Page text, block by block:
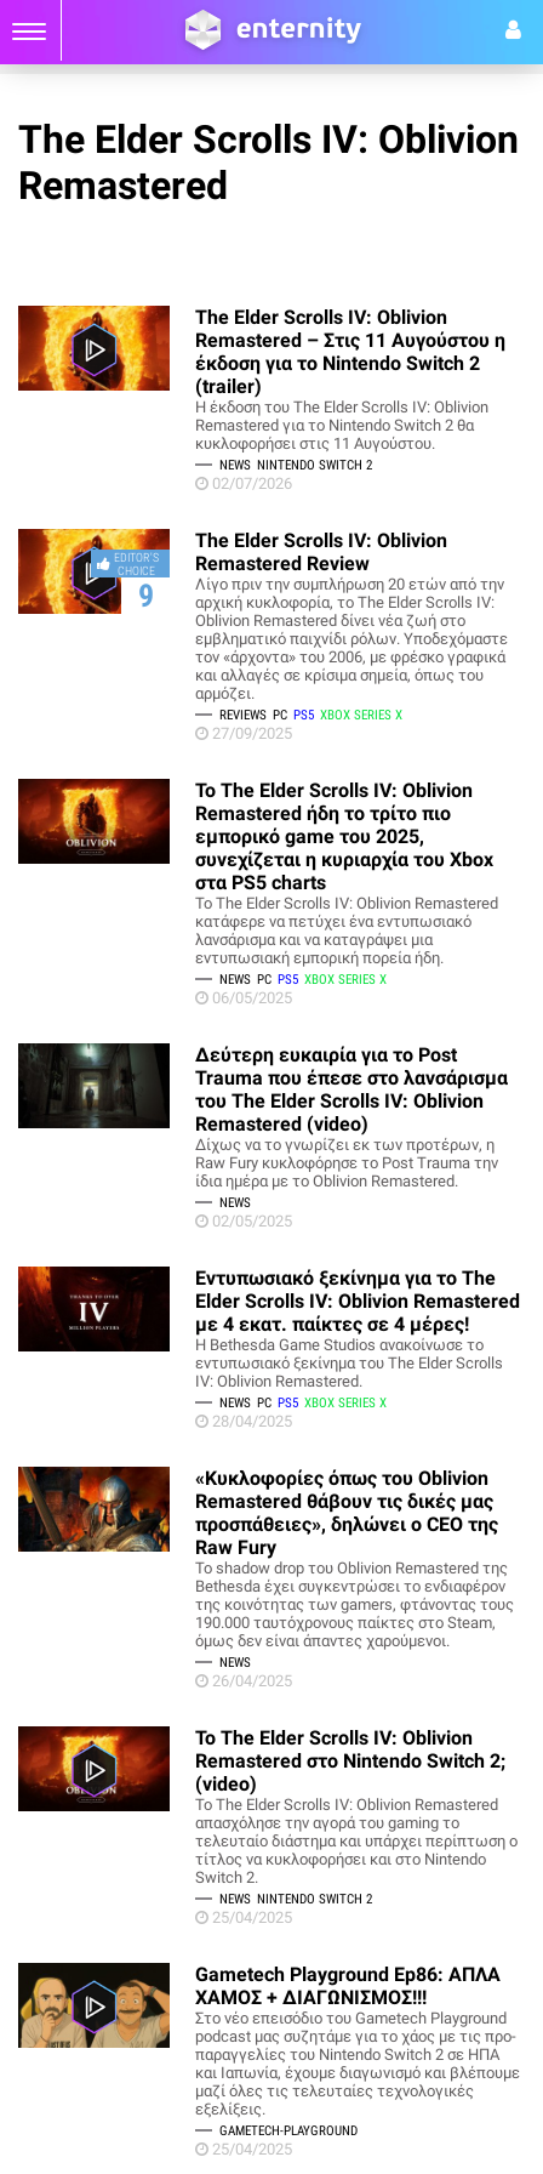
The Elder Scrolls IV: Oblivion
Remastered
The Elder Scrolls IV: Oblivion
Remastered – Στις 11 Αυγούστου η
έκδοση για το Nintendo Switch 2
(trailer)
Η έκδοση του The Elder Scrolls IV: Oblivion
Remastered για το Nintendo Switch 2 θα
κυκλοφορήσει στις 11 Αυγούστου.
NEWS NINTENDO SWITCH 2
02/07/2026
EDITOR'S
CHOICE
9
The Elder Scrolls IV: Oblivion
Remastered Review
Λίγο πριν την συμπλήρωση 20 ετών από την
αρχική κυκλοφορία, το The Elder Scrolls IV:
Oblivion Remastered δίνει νέα ζωή στο
εμβληματικό παιχνίδι ρόλων. Υποδεχόμαστε
τον «άρχοντα» του 2006, με φρέσκο γραφικά
και αλλαγές σε κρίσιμα σημεία, όπως του
αρμόζει.
REVIEWS PC PS5 XBOX SERIES X
27/09/2025
Το The Elder Scrolls IV: Oblivion
Remastered ήδη το τρίτο πιο
εμπορικό game του 2025,
συνεχίζεται η κυριαρχία του Xbox
στα PS5 charts
Το The Elder Scrolls IV: Oblivion Remastered
κατάφερε να πετύχει ένα εντυπωσιακό
λανσάρισμα και να καταγράψει μια
εντυπωσιακή εμπορική πορεία ήδη.
NEWS PC PS5 XBOX SERIES X
06/05/2025
Δεύτερη ευκαιρία για το Post
Trauma που έπεσε στο λανσάρισμα
του The Elder Scrolls IV: Oblivion
Remastered (video)
Δίχως να το γνωρίζει εκ των προτέρων, η
Raw Fury κυκλοφόρησε το Post Trauma την
ίδια ημέρα με το Oblivion Remastered.
NEWS
02/05/2025
Εντυπωσιακό ξεκίνημα για το The
Elder Scrolls IV: Oblivion Remastered
με 4 εκατ. παίκτες σε 4 μέρες!
Η Bethesda Game Studios ανακοίνωσε το
εντυπωσιακό ξεκίνημα του The Elder Scrolls
IV: Oblivion Remastered.
NEWS PC PS5 XBOX SERIES X
28/04/2025
«Κυκλοφορίες όπως του Oblivion
Remastered θάβουν τις δικές μας
προσπάθειες», δηλώνει ο CEO της
Raw Fury
Το shadow drop του Oblivion Remastered της
Bethesda έχει συγκεντρώσει το ενδιαφέρον
της κοινότητας των gamers, φτάνοντας τους
190.000 ταυτόχρονους παίκτες στο Steam,
όμως δεν είναι άπαντες χαρούμενοι.
NEWS
26/04/2025
Το The Elder Scrolls IV: Oblivion
Remastered στο Nintendo Switch 2;
(video)
Το The Elder Scrolls IV: Oblivion Remastered
απασχόλησε την αγορά του gaming το
τελευταίο διάστημα και υπάρχει περίπτωση ο
τίτλος να κυκλοφορήσει και στο Nintendo
Switch 2.
NEWS NINTENDO SWITCH 2
25/04/2025
Gametech Playground Ep86: ΑΠΛΑ
ΧΑΜΟΣ + ΔΙΑΓΩΝΙΣΜΟΣ!!!
Στο νέο επεισόδιο του Gametech Playground
podcast μας συζητάμε για το χάος με τις προ-
παραγγελίες του Nintendo Switch 2 σε ΗΠΑ
και Ιαπωνία, έχουμε διαγωνισμό και βλέπουμε
μαζί όλες τις τελευταίες τεχνολογικές
εξελίξεις.
GAMETECH-PLAYGROUND
25/04/2025